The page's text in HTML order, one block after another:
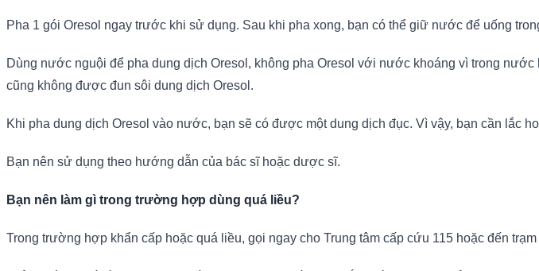
Pha 1 gói Oresol ngay trước khi sử dụng. Sau khi pha xong, bạn có thể giữ nước để uống
Dùng nước nguội để pha dung dịch Oresol, không pha Oresol với nước khoáng vì trong
cũng không được đun sôi dung dịch Oresol.
Khi pha dung dịch Oresol vào nước, bạn sẽ có được một dung dịch đục. Vì vậy, bạn cần lắc
Bạn nên sử dụng theo hướng dẫn của bác sĩ hoặc dược sĩ.
Bạn nên làm gì trong trường hợp dùng quá liều?
Trong trường hợp khẩn cấp hoặc quá liều, gọi ngay cho Trung tâm cấp cứu 115 hoặc đến